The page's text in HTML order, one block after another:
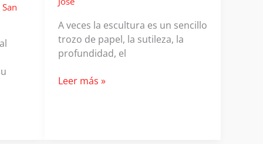
A veces la escultura es un sencillo
trozo de papel, la sutileza, la
profundidad, el
Esculturas
Leer más »